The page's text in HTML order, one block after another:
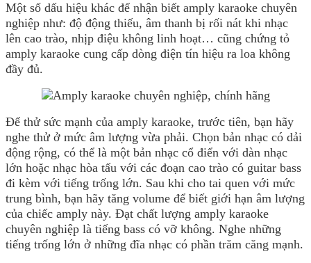
Một số dấu hiệu khác để nhận biết amply karaoke chuyên
nghiệp như: độ động thiếu, âm thanh bị rối nát khi nhạc
lên cao trào, nhịp điệu không linh hoạt… cũng chứng tỏ
amply karaoke cung cấp dòng điện tín hiệu ra loa không
đầy đủ.
Để thử sức mạnh của amply karaoke, trước tiên, bạn hãy
nghe thử ở mức âm lượng vừa phải. Chọn bản nhạc có dải
động rộng, có thể là một bản nhạc cổ điển với dàn nhạc
lớn hoặc nhạc hòa tấu với các đoạn cao trào có guitar bass
đi kèm với tiếng trống lớn. Sau khi cho tai quen với mức
trung bình, bạn hãy tăng volume để biết giới hạn âm lượng
của chiếc amply này. Đạt chất lượng amply karaoke
chuyên nghiệp là tiếng bass có vỡ không. Nghe những
tiếng trống lớn ở những đĩa nhạc có phần trăm căng mạnh.